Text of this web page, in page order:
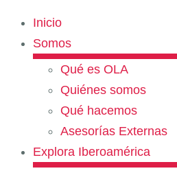
Inicio
Somos
Qué es OLA
Quiénes somos
Qué hacemos
Asesorías Externas
Explora Iberoamérica